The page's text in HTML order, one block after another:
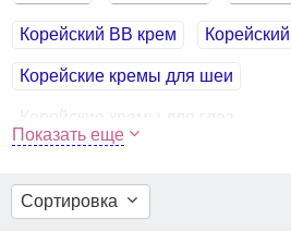
Корейский BB крем
Корейские кремы для шеи
Корейские гели для тела
Показать еще
Сортировка